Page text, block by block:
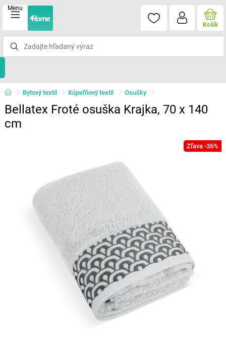
Menu
Košík
Bytový textil Kúpeľňový textil Osušky
Bellatex Froté osuška Krajka, 70 x 140
cm
Zľava -36%